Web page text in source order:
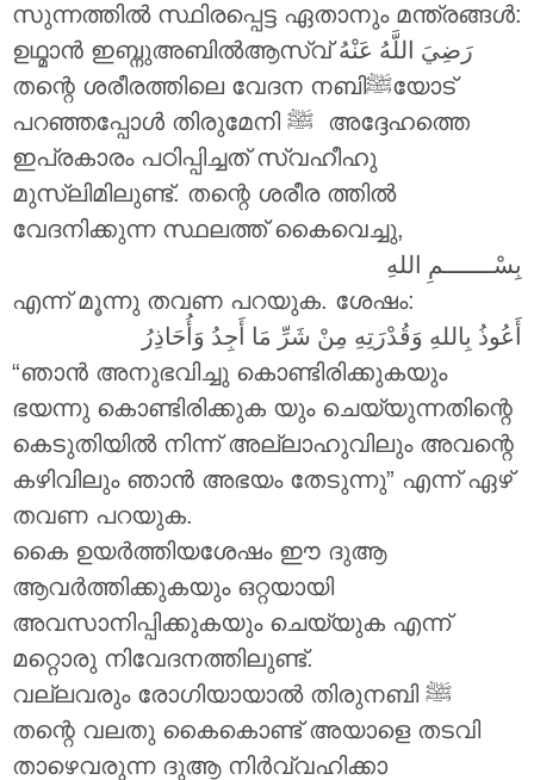
സുന്നത്തിൽ സ്ഥിരപ്പെട്ട ഏതാനും മന്ത്രങ്ങൾ:
ഉഥ്മാൻ ഇബ്നുഅബിൽആസ്വ്رَضِيَ اللَّهُ عَنْهُ
തന്റെ ശരീരത്തിലെ വേദന നബിﷺയോട്
പറഞ്ഞപ്പോൾ തിരുമേനി ‎ﷺ അദ്ദേഹത്തെ
ഇപ്രകാരം പഠിപ്പിച്ചത് സ്വഹീഹു
മുസ്ലിമിലുണ്ട്. തന്റെ ശരീര ത്തിൽ
വേദനിക്കുന്ന സ്ഥലത്ത് കൈവെച്ചു,
بِسْـــــــمِ اللهِ
എന്ന് മൂന്നു തവണ പറയുക. ശേഷം:
أَعُوذُ بِاللهِ وَقُدْرَتِهِ مِنْ شَرِّ مَا أَجِدُ وَأُحَاذِرُ
“ഞാൻ അനുഭവിച്ചു കൊണ്ടിരിക്കുകയും
ഭയന്നു കൊണ്ടിരിക്കുക യും ചെയ്യുന്നതിന്റെ
കെടുതിയിൽ നിന്ന് അല്ലാഹുവിലും അവന്റെ
കഴിവിലും ഞാൻ അഭയം തേടുന്നു” എന്ന് ഏഴ്
തവണ പറയുക.
കൈ ഉയർത്തിയശേഷം ഈ ദുആ
ആവർത്തിക്കുകയും ഒറ്റയായി
അവസാനിപ്പിക്കുകയും ചെയ്യുക എന്ന്
മറ്റൊരു നിവേദനത്തിലുണ്ട്.
വല്ലവരും രോഗിയായാൽ തിരുനബി ‎ﷺ
തന്റെ വലതു കൈകൊണ്ട് അയാളെ തടവി
താഴെവരുന്ന ദുആ നിർവ്വഹിക്കാ